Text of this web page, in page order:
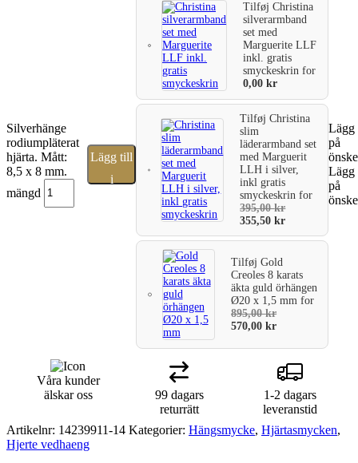
Silverhänge
rodiumpläterat
hjärta. Mått:
8,5 x 8 mm.
mängd
Lägg till
i
TilføjChristina
silverarmband
set med
Marguerite LLF
inkl. gratis
smyckeskrinfor
0,00kr
TilføjChristina
slim
läderarmband set
med Marguerit
LLH i silver,
inkl gratis
smyckeskrinfor
395,00kr
355,50kr
TilføjGold
Creoles 8 karats
äkta guld örhängen
Ø20 x 1,5 mmfor
895,00kr
570,00kr
på
på
Våra kunder
älskar oss
99 dagars
returrätt
1-2 dagars
leveranstid
Artikelnr: 14239911-14 Kategorier: Hängsmycke, Hjärtasmycken,
Hjerte vedhaeng